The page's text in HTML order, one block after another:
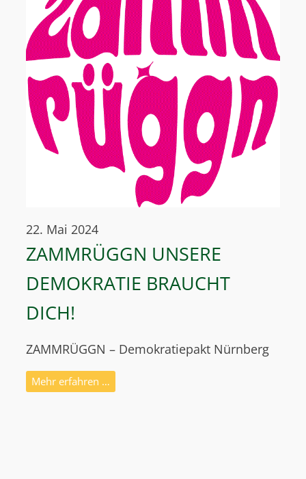
22. Mai 2024
ZAMMRÜGGN UNSERE
DEMOKRATIE BRAUCHT
DICH!
ZAMMRÜGGN – Demokratiepakt Nürnberg
Mehr erfahren …